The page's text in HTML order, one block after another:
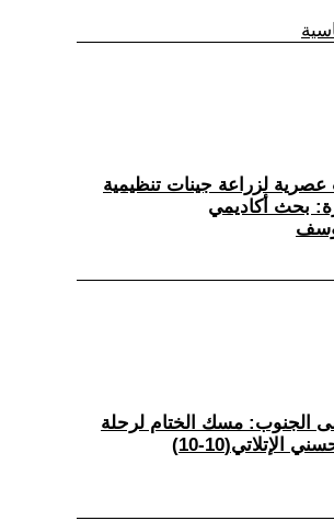
عصرية لزراعة جينات تنظيمية
بحث أكاديمي
الجنوب: مسك الختام لرحلة
الإتلاتي(10-10)